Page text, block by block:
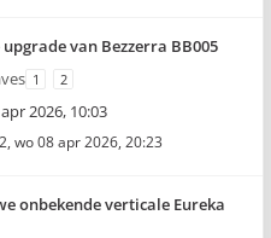
van Bezzerra BB005
1 2
2026, 10:03
, wo 08 apr 2026, 20:23
onbekende verticale Eureka